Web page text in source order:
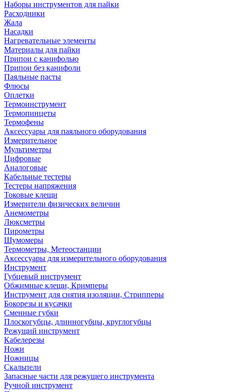
Наборы инструментов для пайки
Расходники
Жала
Насадки
Нагревательные элементы
Материалы для пайки
Припои с канифолью
Припои без канифоли
Паяльные пасты
Флюсы
Оплетки
Термоинструмент
Термопинцеты
Термофены
Аксессуары для паяльного оборудования
Измерительное
Мультиметры
Цифровые
Аналоговые
Кабельные тестеры
Тестеры напряжения
Токовые клещи
Измерители физических величин
Анемометры
Люксметры
Пирометры
Шумомеры
Термометры, Метеостанции
Аксессуары для измерительного оборудования
Инструмент
Губцевый инструмент
Обжимные клещи, Кримперы
Инструмент для снятия изоляции, Стрипперы
Бокорезы и кусачки
Сменные губки
Плоскогубцы, длинногубцы, круглогубцы
Режущий инструмент
Кабелерезы
Ножи
Ножницы
Скальпели
Запасные части для режущего инструмента
Ручной инструмент